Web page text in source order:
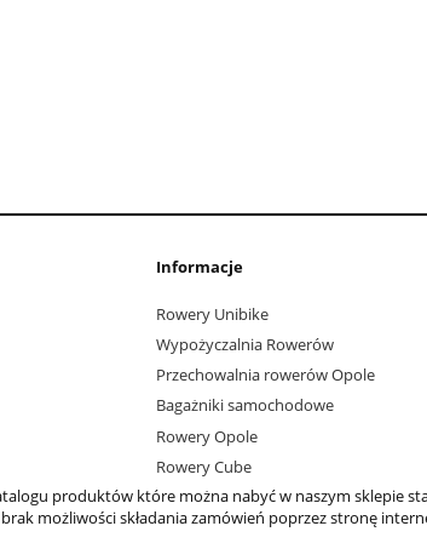
Informacje
Rowery Unibike
Wypożyczalnia Rowerów
Przechowalnia rowerów Opole
Bagażniki samochodowe
Rowery Opole
Rowery Cube
produktów które można nabyć w naszym sklepie
możliwości składania zamówień poprzez stronę